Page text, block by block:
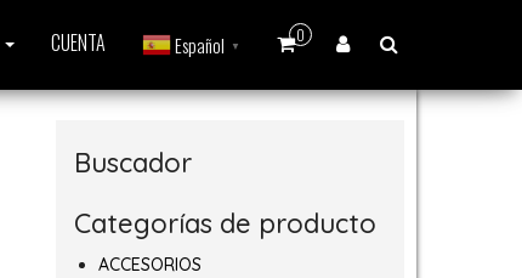
0
CUENTA Español ▼
Buscador
Categorías de producto
ACCESORIOS